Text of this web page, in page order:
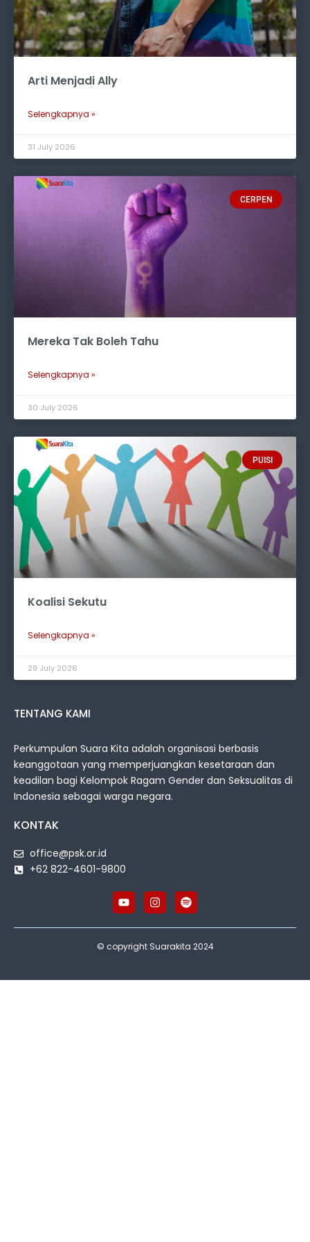
Arti Menjadi Ally
Selengkapnya »
31 July 2026
CERPEN
Mereka Tak Boleh Tahu
Selengkapnya »
30 July 2026
PUISI
Koalisi Sekutu
Selengkapnya »
29 July 2026
TENTANG KAMI
Perkumpulan Suara Kita adalah organisasi berbasis
keanggotaan yang memperjuangkan kesetaraan dan
keadilan bagi Kelompok Ragam Gender dan Seksualitas di
Indonesia sebagai warga negara.
KONTAK
office@psk.or.id
+62 822-4601-9800
© copyright Suarakita 2024